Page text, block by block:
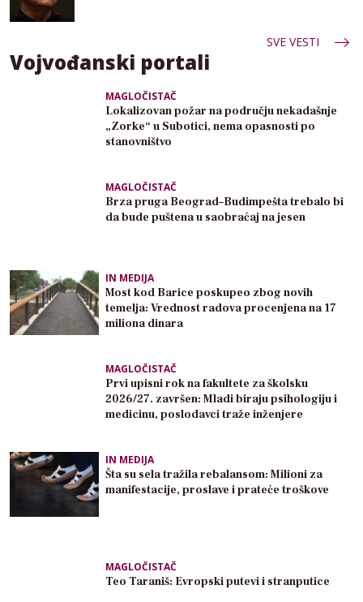
SVE VESTI
Vojvođanski portali
MAGLOČISTAČ
Lokalizovan požar na području nekadašnje
„Zorke“ u Subotici, nema opasnosti po
stanovništvo
MAGLOČISTAČ
Brza pruga Beograd–Budimpešta trebalo bi
da bude puštena u saobraćaj na jesen
IN MEDIJA
Most kod Barice poskupeo zbog novih
temelja: Vrednost radova procenjena na 17
miliona dinara
MAGLOČISTAČ
Prvi upisni rok na fakultete za školsku
2026/27. završen: Mladi biraju psihologiju i
medicinu, poslodavci traže inženjere
IN MEDIJA
Šta su sela tražila rebalansom: Milioni za
manifestacije, proslave i prateće troškove
MAGLOČISTAČ
Teo Taraniš: Evropski putevi i stranputice